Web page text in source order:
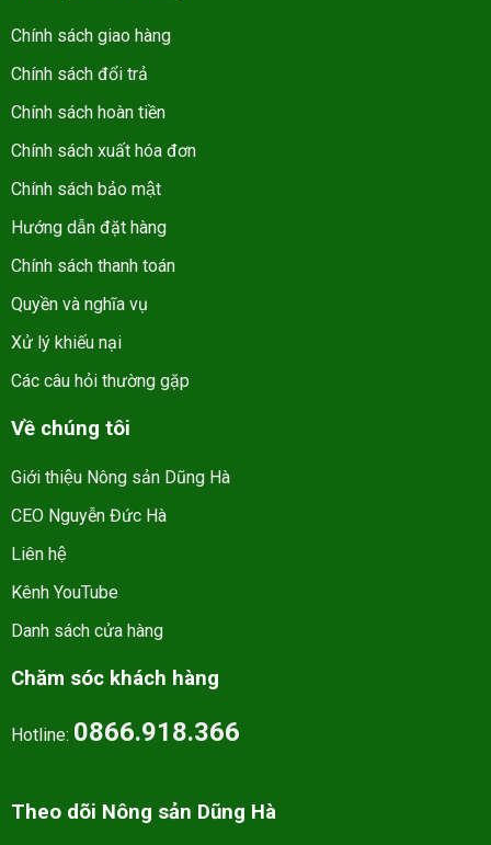
Chính sách giao hàng
Chính sách đổi trả
Chính sách hoàn tiền
Chính sách xuất hóa đơn
Chính sách bảo mật
Hướng dẫn đặt hàng
Chính sách thanh toán
Quyền và nghĩa vụ
Xử lý khiếu nại
Các câu hỏi thường gặp
Về chúng tôi
Giới thiệu Nông sản Dũng Hà
CEO Nguyễn Đức Hà
Liên hệ
Kênh YouTube
Danh sách cửa hàng
Chăm sóc khách hàng
Hotline: 0866.918.366
Theo dõi Nông sản Dũng Hà